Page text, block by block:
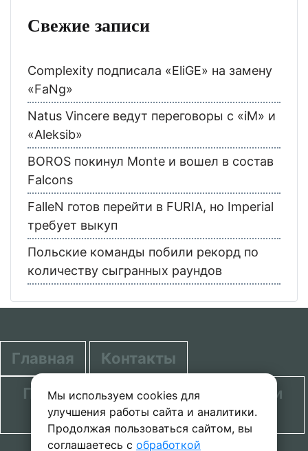
Мы используем cookies для
улучшения работы сайта и аналитики.
Продолжая пользоваться сайтом, вы
соглашаетесь с обработкой
Свежие записи
Complexity подписала «EliGE» на замену
«FaNg»
Natus Vincere ведут переговоры с «iM» и
«Aleksib»
BOROS покинул Monte и вошел в состав
Falcons
FalleN готов перейти в FURIA, но Imperial
требует выкуп
Польские команды побили рекорд по
количеству сыгранных раундов
Главная
Контакты
Политика в отношении обработки
персональных данных